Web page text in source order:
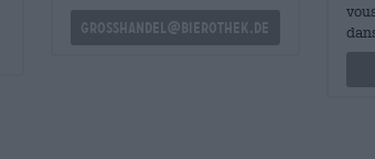
grosshandel@bierothek.de